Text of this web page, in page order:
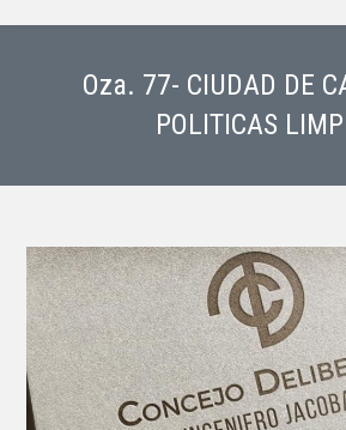
Oza. 77- CIUDAD DE
POLITICAS